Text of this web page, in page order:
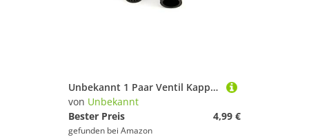
Unbekannt 1 Paar Ventil Kappen Autoventil AV mit Ausdreher Eindreher DDR VEB Simson MZ IFA
von Unbekannt
Bester Preis
4,99 €
gefunden bei Amazon